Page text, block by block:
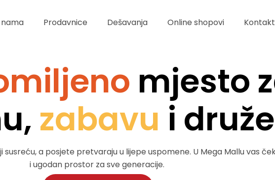
Prodavnice Dešavanja Online shopovi Kontakt
mjesto
zabavu i
a posjete pretvaraju u lijepe uspomene. U Mega Mallu vas
i ugodan prostor za sve generacije.